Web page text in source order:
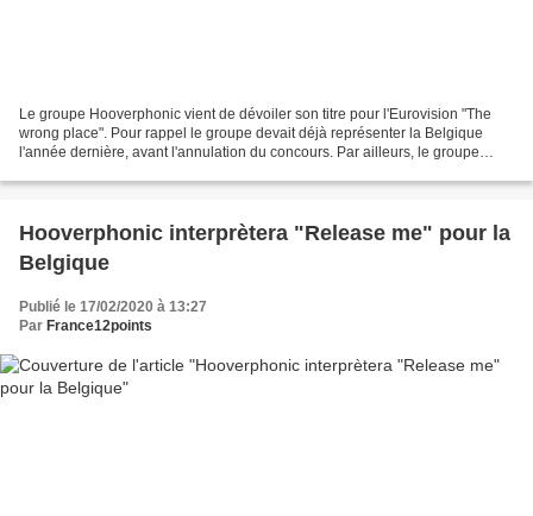
Le groupe Hooverphonic vient de dévoiler son titre pour l'Eurovision "The
wrong place". Pour rappel le groupe devait déjà représenter la Belgique
l'année dernière, avant l'annulation du concours. Par ailleurs, le groupe
Hooverphonic interprètera "Release me" pour la
Belgique
Publié le 17/02/2020 à 13:27
Par France12points